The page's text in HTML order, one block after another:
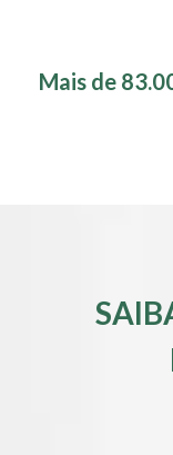
Mais de